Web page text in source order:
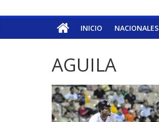
INICIO NACIONALES
AGUILA